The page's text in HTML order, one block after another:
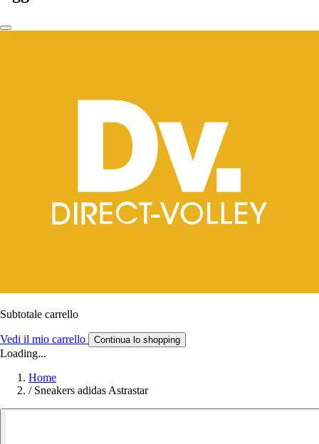
Subtotale carrello
Vedi il mio carrello Continua lo shopping
Loading...
Home
/ Sneakers adidas Astrastar